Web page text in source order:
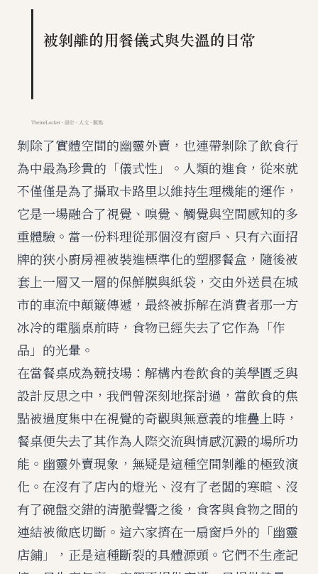
剝除了實體空間的幽靈外賣，也連帶剝除了飲食行
為中最為珍貴的「儀式性」。人類的進食，從來就
不僅僅是為了攝取卡路里以維持生理機能的運作，
它是一場融合了視覺、嗅覺、觸覺與空間感知的多
重體驗。當一份料理從那個沒有窗戶、只有六面招
牌的狹小廚房裡被裝進標準化的塑膠餐盒，隨後被
套上一層又一層的保鮮膜與紙袋，交由外送員在城
市的車流中顛簸傳遞，最終被拆解在消費者那一方
冰冷的電腦桌前時，食物已經失去了它作為「作
品」的光暈。
在當餐桌成為競技場：解構內卷飲食的美學匱乏與
設計反思之中，我們曾深刻地探討過，當飲食的焦
點被過度集中在視覺的奇觀與無意義的堆疊上時，
餐桌便失去了其作為人際交流與情感沉澱的場所功
能。幽靈外賣現象，無疑是這種空間剝離的極致演
化。在沒有了店內的燈光、沒有了老闆的寒暄、沒
有了碗盤交錯的清脆聲響之後，食客與食物之間的
連結被徹底切斷。這六家擠在一扇窗戶外的「幽靈
店鋪」，正是這種斷裂的具體源頭。它們不生產記